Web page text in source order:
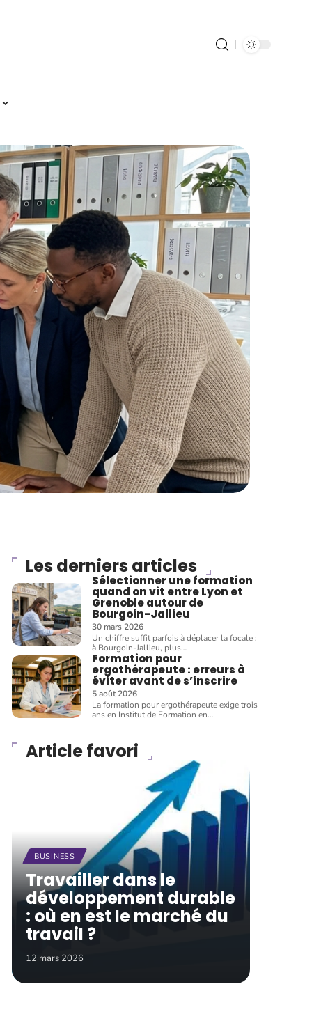
Les derniers articles
Sélectionner une formation
quand on vit entre Lyon et
Grenoble autour de
Bourgoin-Jallieu
30 mars 2026
Un chiffre suffit parfois à déplacer la focale :
à Bourgoin-Jallieu, plus…
Formation pour
ergothérapeute : erreurs à
éviter avant de s’inscrire
5 août 2026
La formation pour ergothérapeute exige trois
ans en Institut de Formation en…
Article favori
BUSINESS
Travailler dans le
développement durable
: où en est le marché du
travail ?
12 mars 2026